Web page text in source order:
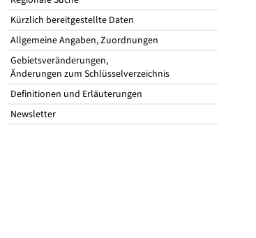
Kürzlich bereitgestellte Daten
Allgemeine Angaben, Zuordnungen
Gebietsveränderungen,
Änderungen zum Schlüsselverzeichnis
Definitionen und Erläuterungen
Newsletter